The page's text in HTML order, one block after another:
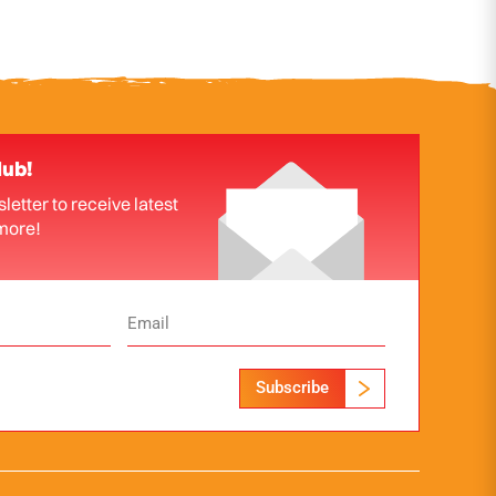
to receive latest
Subscribe